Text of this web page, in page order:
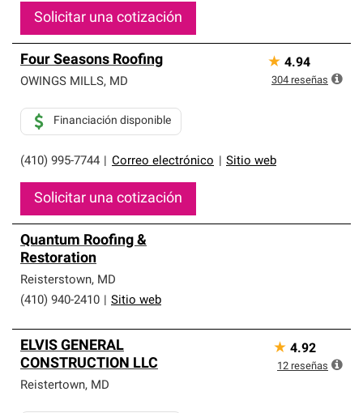
Solicitar una cotización
Four Seasons Roofing
OWINGS MILLS, MD
(410) 995-7744 Correo electrónico Sitio web
Financiación disponible
Solicitar una cotización
★ 4.94
304 reseñas
Quantum Roofing &
Restoration
Reisterstown, MD
(410) 940-2410
Sitio web
ELVIS GENERAL
CONSTRUCTION LLC
Reistertown, MD
★ 4.92
12 reseñas